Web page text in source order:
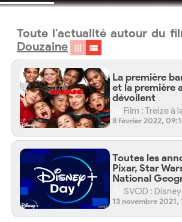
Toute l'actualité autour du
Douzaine
La première
et la première
dévoilent
Film : Treize à
8 février 2022,
Toutes les
Pixar, Star
National
SVOD :
13 novembre 2021,